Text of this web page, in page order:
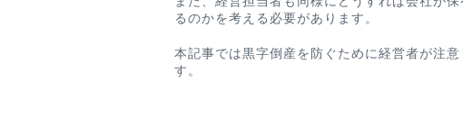
るのかを考える必要があります。
本記事では黒字倒産を防ぐために経営者が注
す。